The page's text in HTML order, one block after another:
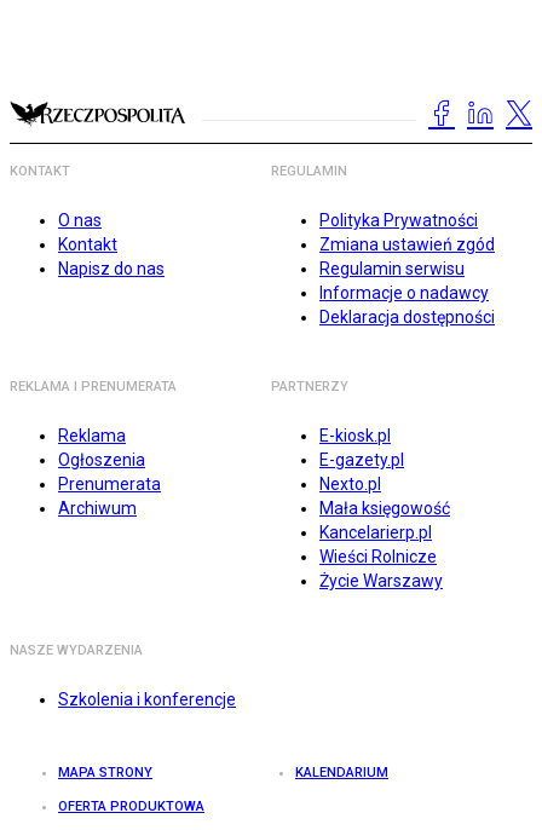
KONTAKT
O nas
Kontakt
Napisz do nas
REGULAMIN
Polityka Prywatności
Zmiana ustawień zgód
Regulamin serwisu
Informacje o nadawcy
Deklaracja dostępności
REKLAMA I PRENUMERATA
Reklama
Ogłoszenia
Prenumerata
Archiwum
PARTNERZY
E-kiosk.pl
E-gazety.pl
Nexto.pl
Mała księgowość
Kancelarierp.pl
Wieści Rolnicze
Życie Warszawy
NASZE WYDARZENIA
Szkolenia i konferencje
MAPA STRONY KALENDARIUM
OFERTA PRODUKTOWA